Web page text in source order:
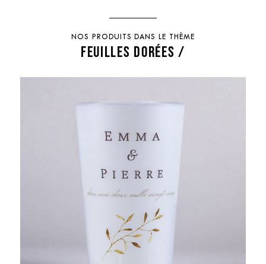
NOS PRODUITS DANS LE THÈME
FEUILLES DORÉES /